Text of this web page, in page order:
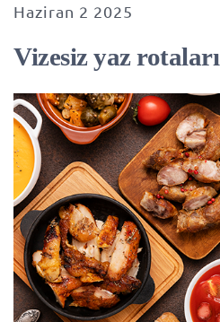
Haziran 2 2025
Vizesiz yaz rotaları